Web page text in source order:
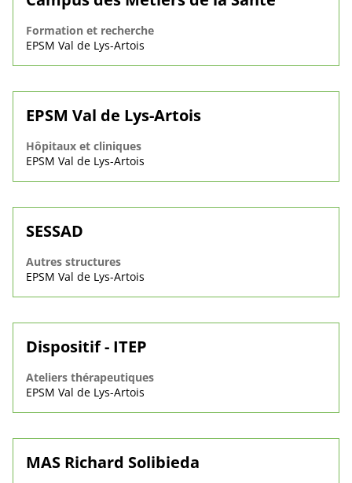
Formation et recherche
EPSM Val de Lys-Artois
EPSM Val de Lys-Artois
Hôpitaux et cliniques
EPSM Val de Lys-Artois
SESSAD
Autres structures
EPSM Val de Lys-Artois
Dispositif - ITEP
Ateliers thérapeutiques
EPSM Val de Lys-Artois
MAS Richard Solibieda